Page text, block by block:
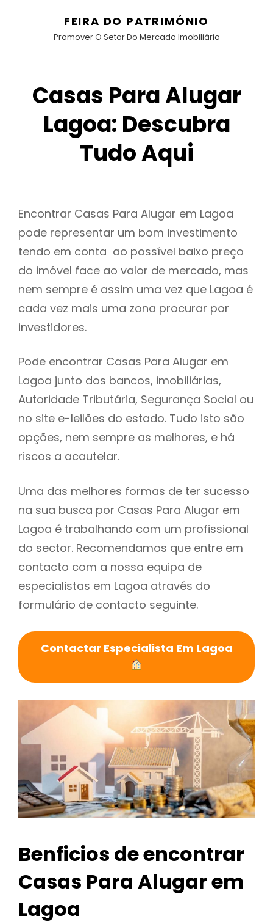
FEIRA DO PATRIMÓNIO
Promover O Setor Do Mercado Imobiliário
Casas Para Alugar
Lagoa: Descubra
Tudo Aqui
Encontrar Casas Para Alugar em Lagoa
pode representar um bom investimento
tendo em conta ao possível baixo preço
do imóvel face ao valor de mercado, mas
nem sempre é assim uma vez que Lagoa é
cada vez mais uma zona procurar por
investidores.
Pode encontrar Casas Para Alugar em
Lagoa junto dos bancos, imobiliárias,
Autoridade Tributária, Segurança Social ou
no site e-leilões do estado. Tudo isto são
opções, nem sempre as melhores, e há
riscos a acautelar.
Uma das melhores formas de ter sucesso
na sua busca por Casas Para Alugar em
Lagoa é trabalhando com um profissional
do sector. Recomendamos que entre em
contacto com a nossa equipa de
especialistas em Lagoa através do
formulário de contacto seguinte.
Contactar Especialista Em Lagoa
Benficios de encontrar
Casas Para Alugar em
Lagoa